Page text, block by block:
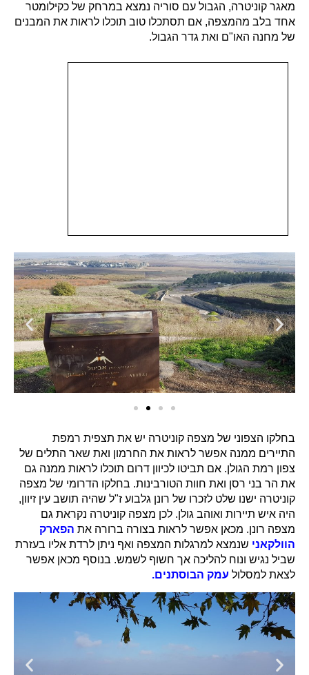
מאגר קוניטרה, הגבול עם סוריה נמצא במרחק של כקילומטר
אחד בלב מהמצפה, אם תסתכלו טוב תוכלו לראות את המבנים
של מחנה האו"ם ואת גדר הגבול.
בחלקו הצפוני של מצפה קוניטרה יש את תצפית רמפת
התיירים ממנה אפשר לראות את החרמון ואת שאר התלים של
צפון רמת הגולן. אם תביטו לכיוון דרום תוכלו לראות ממנה גם
את הר בני רסן ואת חוות הטורבינות. בחלקו הדרומי של מצפה
קוניטרה ישנו שלט לזכרו של רונן גלבוע ז"ל שהיה תושב עין זיוון,
היה איש תיירות ואוהב גולן. לכן מצפה קוניטרה נקראת גם
מצפה רונן. מכאן אפשר לראות בצורה ברורה את הפארק
הוולקאני שנמצא למרגלות המצפה ואף ניתן לרדת אליו בעזרת
שביל נגיש ונוח להליכה אך חשוף לשמש. בנוסף מכאן אפשר
לצאת למסלול עמק הבוסתנים.